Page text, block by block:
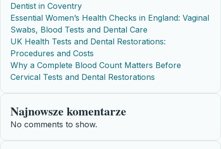
Dentist in Coventry
Essential Women’s Health Checks in England: Vaginal
Swabs, Blood Tests and Dental Care
UK Health Tests and Dental Restorations:
Procedures and Costs
Why a Complete Blood Count Matters Before
Cervical Tests and Dental Restorations
Najnowsze komentarze
No comments to show.